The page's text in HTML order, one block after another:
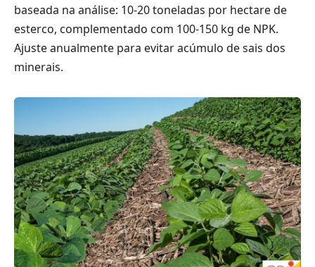
baseada na análise: 10-20 toneladas por hectare de
esterco, complementado com 100-150 kg de NPK.
Ajuste anualmente para evitar acúmulo de sais dos
minerais.